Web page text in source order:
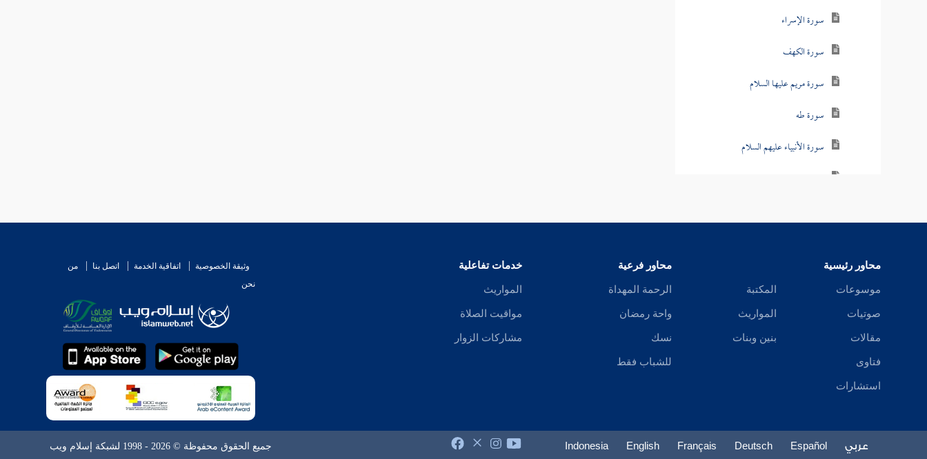
سورة الإسراء
سورة الكهف
سورة مريم عليها السلام
سورة طه
سورة الأنبياء عليهم السلام
سورة طسم الشعراء
سورة العنكبوت
محاور رئيسية
موسوعات
صوتيات
مقالات
فتاوى
استشارات
المكتبة
المواريث
بنين وبنات
محاور فرعية
الرحمة المهداة
واحة رمضان
نسك
للشباب فقط
خدمات تفاعلية
المواريث
مواقيت الصلاة
مشاركات الزوار
وثيقة الخصوصية اتفاقية الخدمة اتصل بنا
من
نحن
عربي Español
Deutsch
Français
English
Indonesia جميع الحقوق محفوظة © 2026 - 1998 لشبكة إسلام ويب